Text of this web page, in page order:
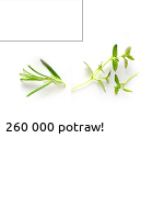
260 000 potraw!